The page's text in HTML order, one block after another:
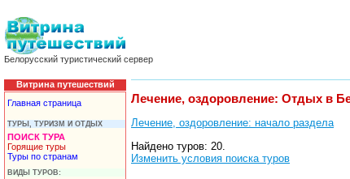
Белорусский туристический сервер
Витрина путешествий
Главная страница
ТУРЫ, ТУРИЗМ И ОТДЫХ
ПОИСК ТУРА
Горящие туры
Туры по странам
ВИДЫ ТУРОВ:
Лечение, оздоровление: Отдых в
Лечение, оздоровление: начало раздела
Найдено туров: 20.
Изменить условия поиска туров